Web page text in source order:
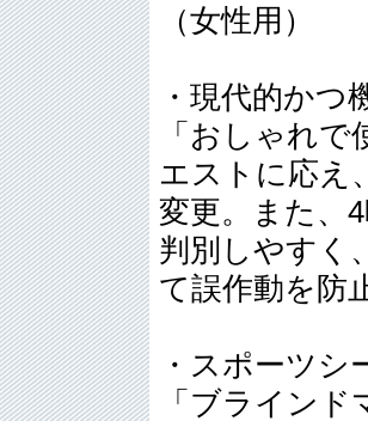
（女性用）
・現代的かつ
「おしゃれ
エストに応え
変更。また、
判別しやすく
て誤作動を防
・スポーツ
「ブライン